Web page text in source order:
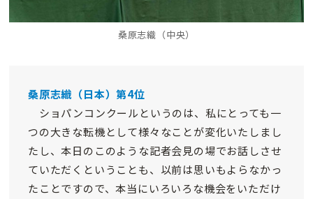
桑原志織（中央）
桑原志織（日本）第4位
ショパンコンクールというのは、私にとっても一
つの大きな転機として様々なことが変化いたしまし
たし、本日のこのような記者会見の場でお話しさせ
ていただくということも、以前は思いもよらなかっ
たことですので、本当にいろいろな機会をいただけ